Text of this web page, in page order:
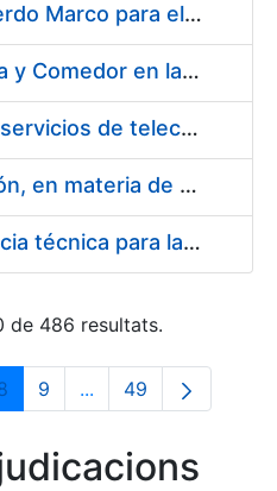
Suscripción de Acuerdo Marco para el Suministro de Material de Acero Inoxidable de la Entidad Pública Empresarial Fábrica Nacional de Moneda y Timbre-Real Casa de la Moneda (FNMT-RCM)
Servicio de Cafetería y Comedor en la sede central de la Fábrica Nacional de Moneda y Timbre-Real Casa de la Moneda en Madrid
Contratación de los servicios de telecomunicaciones para la FNMT-RCM
Servicio de Formación, en materia de Prevención de Riesgos Laborales, de Cursos de Operador de Carretillas de Manutención, Puente Grúa, Polipastos y Plataformas Móviles de Personal (PEMP), en su sede de Madrid y Burgos
Servicios de asistencia técnica para la realización de análisis de las aguas potables
de 486 resultats.
Utilitzeu TAB per
PàginaPàgina
9 ...Pàgines intermèdies
Pàgina
49